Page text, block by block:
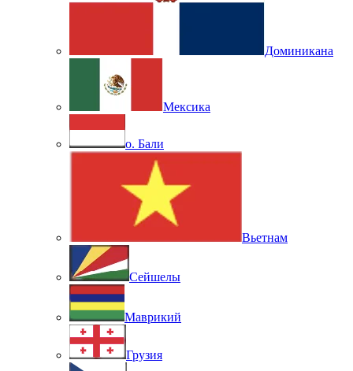
Доминикана
Мексика
о. Бали
Вьетнам
Сейшелы
Маврикий
Грузия